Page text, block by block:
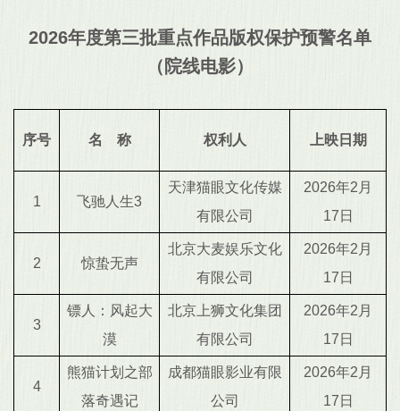
2026年度第三批重点作品版权保护预警名单
（院线电影）
序号 名 称 权利人 上映日期
1 飞驰人生3
天津猫眼文化传媒
有限公司
2026年2月
17日
2 惊蛰无声
北京大麦娱乐文化
有限公司
2026年2月
17日
3
镖人：风起大
漠
北京上狮文化集团
有限公司
2026年2月
17日
4
熊猫计划之部
落奇遇记
成都猫眼影业有限
公司
2026年2月
17日